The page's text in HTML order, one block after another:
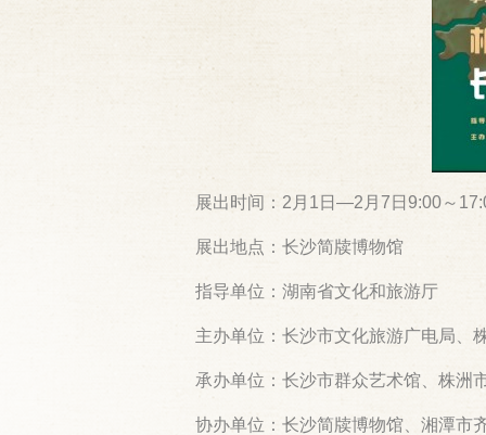
展出时间：2月1日—2月7日9:00～
展出地点：长沙简牍博物馆
指导单位：湖南省文化和旅游厅
主办单位：长沙市文化旅游广电局、
承办单位：长沙市群众艺术馆、株洲
协办单位：长沙简牍博物馆、湘潭市